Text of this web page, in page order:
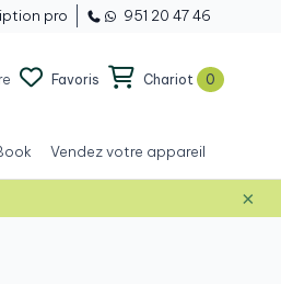
pro 951 20 47 46
Favoris Chariot 0
Vendez votre appareil
×